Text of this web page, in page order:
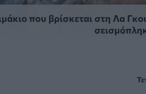
που βρίσκεται στη Λα